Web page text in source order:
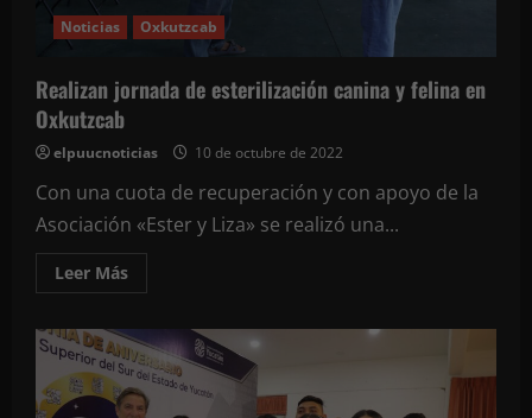
empatan
3
Cooperativa
y
Noticias Oxkutzcab
Realizan jornada de esterilización canina y felina en
Oxkutzcab
elpuucnoticias 10 de octubre de 2022
Con una cuota de recuperación y con apoyo de la
Asociación «Ester y Liza» se realizó una...
Leer MásLeer
más
Realizan
jornada
de
esterilización
canina